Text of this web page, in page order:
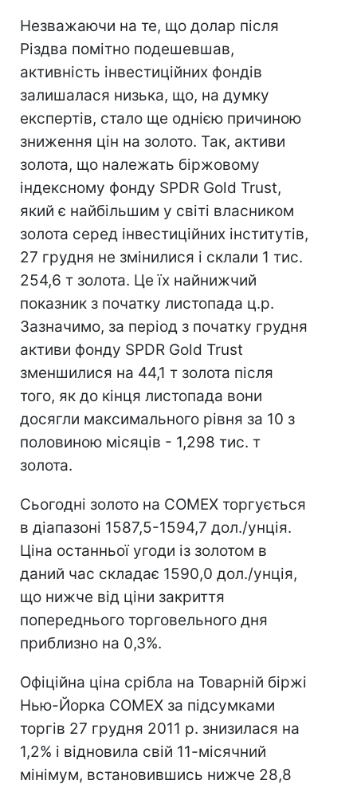
Незважаючи на те, що долар після
Різдва помітно подешевшав,
активність інвестиційних фондів
залишалася низька, що, на думку
експертів, стало ще однією причиною
зниження цін на золото. Так, активи
золота, що належать біржовому
індексному фонду SPDR Gold Trust,
який є найбільшим у світі власником
золота серед інвестиційних інститутів,
27 грудня не змінилися і склали 1 тис.
254,6 т золота. Це їх найнижчий
показник з початку листопада ц.р.
Зазначимо, за період з початку грудня
активи фонду SPDR Gold Trust
зменшилися на 44,1 т золота після
того, як до кінця листопада вони
досягли максимального рівня за 10 з
половиною місяців - 1,298 тис. т
золота.
Сьогодні золото на COMEX торгується
в діапазоні 1587,5-1594,7 дол./унція.
Ціна останньої угоди із золотом в
даний час складає 1590,0 дол./унція,
що нижче від ціни закриття
попереднього торговельного дня
приблизно на 0,3%.
Офіційна ціна срібла на Товарній біржі
Нью-Йорка COMEX за підсумками
торгів 27 грудня 2011 р. знизилася на
1,2% і відновила свій 11-місячний
мінімум, встановившись нижче 28,8